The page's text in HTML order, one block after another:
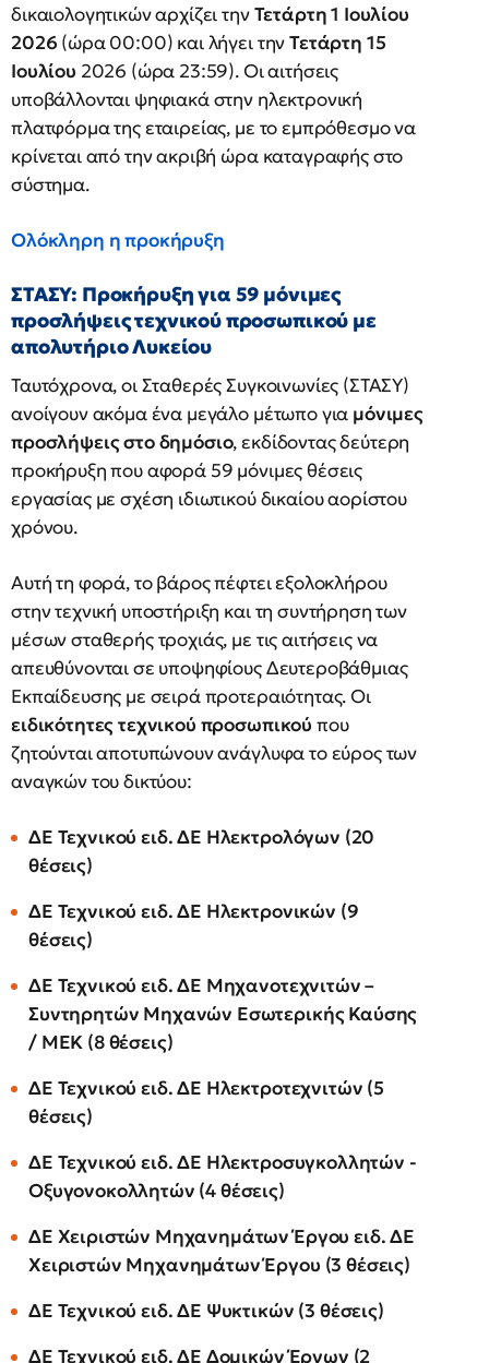
δικαιολογητικών αρχίζει τηνΤετάρτη 1 Ιουλίου
2026 (ώρα 00:00) και λήγει τηνΤετάρτη 15
Ιουλίου 2026 (ώρα 23:59). Οι αιτήσεις
υποβάλλονται ψηφιακά στην ηλεκτρονική
πλατφόρμα της εταιρείας, με το εμπρόθεσμο να
κρίνεται από την ακριβή ώρα καταγραφής στο
σύστημα.
Ολόκληρη η προκήρυξη
ΣΤΑΣΥ: Προκήρυξη για 59 μόνιμες
προσλήψεις τεχνικού προσωπικού με
απολυτήριο Λυκείου
Ταυτόχρονα, οι Σταθερές Συγκοινωνίες (ΣΤΑΣΥ)
ανοίγουν ακόμα ένα μεγάλο μέτωπο για μόνιμες
προσλήψεις στο δημόσιο, εκδίδοντας δεύτερη
προκήρυξη που αφορά 59 μόνιμες θέσεις
εργασίας με σχέση ιδιωτικού δικαίου αορίστου
χρόνου.
Αυτή τη φορά, το βάρος πέφτει εξολοκλήρου
στην τεχνική υποστήριξη και τη συντήρηση των
μέσων σταθερής τροχιάς, με τις αιτήσεις να
απευθύνονται σε υποψηφίους Δευτεροβάθμιας
Εκπαίδευσης με σειρά προτεραιότητας. Οι
ειδικότητες τεχνικού προσωπικού που
ζητούνται αποτυπώνουν ανάγλυφα το εύρος των
αναγκών του δικτύου:
ΔΕ Τεχνικού ειδ. ΔΕ Ηλεκτρολόγων (20
θέσεις)
ΔΕ Τεχνικού ειδ. ΔΕ Ηλεκτρονικών (9
θέσεις)
ΔΕ Τεχνικού ειδ. ΔΕ Μηχανοτεχνιτών –
Συντηρητών Μηχανών Εσωτερικής Καύσης
/ ΜΕΚ (8 θέσεις)
ΔΕ Τεχνικού ειδ. ΔΕ Ηλεκτροτεχνιτών (5
θέσεις)
ΔΕ Τεχνικού ειδ. ΔΕ Ηλεκτροσυγκολλητών -
Οξυγονοκολλητών (4 θέσεις)
ΔΕ Χειριστών Μηχανημάτων Έργου ειδ. ΔΕ
Χειριστών Μηχανημάτων Έργου (3 θέσεις)
ΔΕ Τεχνικού ειδ. ΔΕ Ψυκτικών (3 θέσεις)
ΔΕ Τεχνικού ειδ. ΔΕ Δομικών Έργων (2